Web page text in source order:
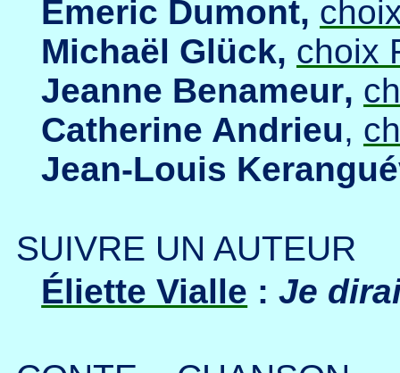
Emeric Dumont,
Michaël Glück, choix
Jeanne Benameur,
Catherine Andrieu,
Jean-Louis
SUIVRE UN AUTEUR
Éliette Vialle :Je